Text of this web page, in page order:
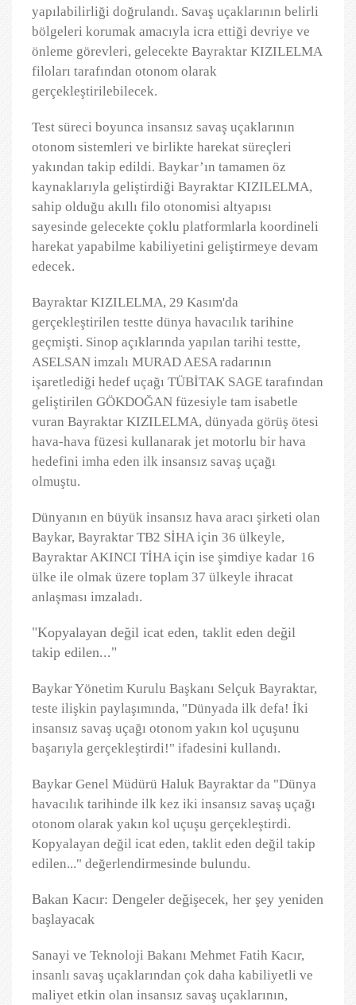
yapılabilirliği doğrulandı. Savaş uçaklarının belirli
bölgeleri korumak amacıyla icra ettiği devriye ve
önleme görevleri, gelecekte Bayraktar KIZILELMA
filoları tarafından otonom olarak
gerçekleştirilebilecek.
Test süreci boyunca insansız savaş uçaklarının
otonom sistemleri ve birlikte harekat süreçleri
yakından takip edildi. Baykar’ın tamamen öz
kaynaklarıyla geliştirdiği Bayraktar KIZILELMA,
sahip olduğu akıllı filo otonomisi altyapısı
sayesinde gelecekte çoklu platformlarla koordineli
harekat yapabilme kabiliyetini geliştirmeye devam
edecek.
Bayraktar KIZILELMA, 29 Kasım'da
gerçekleştirilen testte dünya havacılık tarihine
geçmişti. Sinop açıklarında yapılan tarihi testte,
ASELSAN imzalı MURAD AESA radarının
işaretlediği hedef uçağı TÜBİTAK SAGE tarafından
geliştirilen GÖKDOĞAN füzesiyle tam isabetle
vuran Bayraktar KIZILELMA, dünyada görüş ötesi
hava-hava füzesi kullanarak jet motorlu bir hava
hedefini imha eden ilk insansız savaş uçağı
olmuştu.
Dünyanın en büyük insansız hava aracı şirketi olan
Baykar, Bayraktar TB2 SİHA için 36 ülkeyle,
Bayraktar AKINCI TİHA için ise şimdiye kadar 16
ülke ile olmak üzere toplam 37 ülkeyle ihracat
anlaşması imzaladı.
"Kopyalayan değil icat eden, taklit eden değil
takip edilen..."
Baykar Yönetim Kurulu Başkanı Selçuk Bayraktar,
teste ilişkin paylaşımında, "Dünyada ilk defa! İki
insansız savaş uçağı otonom yakın kol uçuşunu
başarıyla gerçekleştirdi!" ifadesini kullandı.
Baykar Genel Müdürü Haluk Bayraktar da "Dünya
havacılık tarihinde ilk kez iki insansız savaş uçağı
otonom olarak yakın kol uçuşu gerçekleştirdi.
Kopyalayan değil icat eden, taklit eden değil takip
edilen..." değerlendirmesinde bulundu.
Bakan Kacır: Dengeler değişecek, her şey yeniden
başlayacak
Sanayi ve Teknoloji Bakanı Mehmet Fatih Kacır,
insanlı savaş uçaklarından çok daha kabiliyetli ve
maliyet etkin olan insansız savaş uçaklarının,